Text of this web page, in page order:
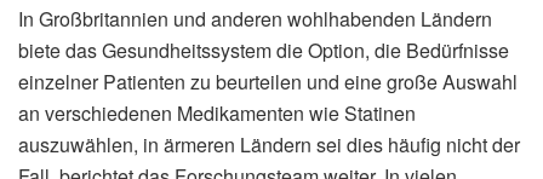
In Großbritannien und anderen wohlhabenden Ländern
biete das Gesundheitssystem die Option, die Bedürfnisse
einzelner Patienten zu beurteilen und eine große Auswahl
an verschiedenen Medikamenten wie Statinen
auszuwählen, in ärmeren Ländern sei dies häufig nicht der